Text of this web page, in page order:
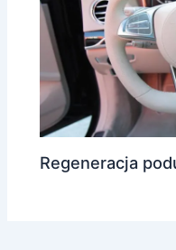
Regeneracja